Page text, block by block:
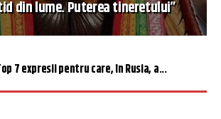
din lume. Puterea tineretului”
7 expresii pentru care, în Rusia, a...